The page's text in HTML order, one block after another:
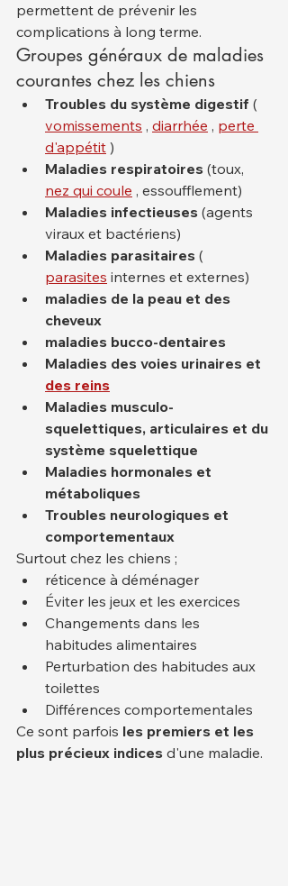
permettent de prévenir les
complications à long terme.
Groupes généraux de maladies
courantes chez les chiens
Troubles du système digestif (
vomissements , diarrhée , perte
d'appétit )
Maladies respiratoires (toux,
nez qui coule , essoufflement)
Maladies infectieuses (agents
viraux et bactériens)
Maladies parasitaires (
parasites internes et externes)
maladies de la peau et des
cheveux
maladies bucco-dentaires
Maladies des voies urinaires et
des reins
Maladies musculo-
squelettiques, articulaires et du
système squelettique
Maladies hormonales et
métaboliques
Troubles neurologiques et
comportementaux
Surtout chez les chiens ;
réticence à déménager
Éviter les jeux et les exercices
Changements dans les
habitudes alimentaires
Perturbation des habitudes aux
toilettes
Différences comportementales
Ce sont parfois les premiers et les
plus précieux indices d'une maladie.